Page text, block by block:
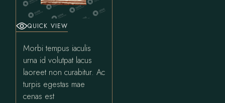
QUICK VIEW
Morbi tempus iaculis
urna id volutpat lacus
laoreet non curabitur. Ac
turpis egestas mae
cenas est